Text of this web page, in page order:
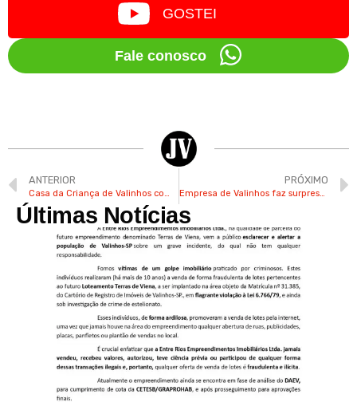
GOSTEI
Fale conosco
ANTERIOR
Casa da Criança de Valinhos comemora 30 anos com ações especiais
PRÓXIMO
Empresa de Valinhos faz surpresa com super-heróis para crianças em hospital
Últimas Notícias